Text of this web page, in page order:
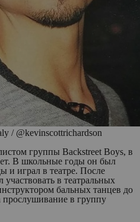
/ @kevinscottrichardson
группы Backstreet Boys, в
В школьные годы он был
и играл в театре. После
в театральных
бальных танцев до
прослушивание в группу